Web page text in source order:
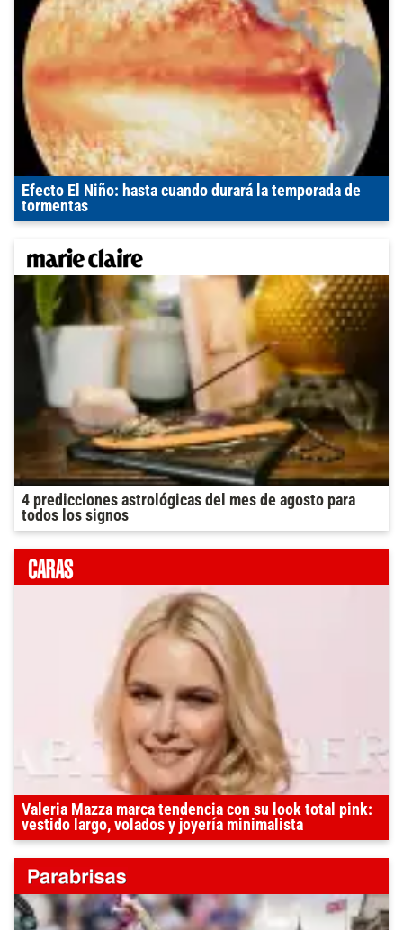
Efecto El Niño: hasta cuando durará la temporada de
tormentas
4 predicciones astrológicas del mes de agosto para
todos los signos
Valeria Mazza marca tendencia con su look total pink:
vestido largo, volados y joyería minimalista